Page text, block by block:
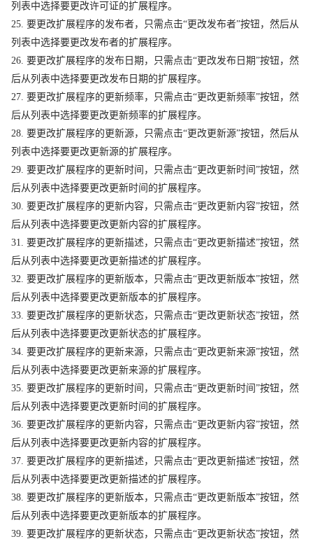
列表中选择要更改许可证的扩展程序。
25. 要更改扩展程序的发布者，只需点击“更改发布者”按钮，然后从
列表中选择要更改发布者的扩展程序。
26. 要更改扩展程序的发布日期，只需点击“更改发布日期”按钮，然
后从列表中选择要更改发布日期的扩展程序。
27. 要更改扩展程序的更新频率，只需点击“更改更新频率”按钮，然
后从列表中选择要更改更新频率的扩展程序。
28. 要更改扩展程序的更新源，只需点击“更改更新源”按钮，然后从
列表中选择要更改更新源的扩展程序。
29. 要更改扩展程序的更新时间，只需点击“更改更新时间”按钮，然
后从列表中选择要更改更新时间的扩展程序。
30. 要更改扩展程序的更新内容，只需点击“更改更新内容”按钮，然
后从列表中选择要更改更新内容的扩展程序。
31. 要更改扩展程序的更新描述，只需点击“更改更新描述”按钮，然
后从列表中选择要更改更新描述的扩展程序。
32. 要更改扩展程序的更新版本，只需点击“更改更新版本”按钮，然
后从列表中选择要更改更新版本的扩展程序。
33. 要更改扩展程序的更新状态，只需点击“更改更新状态”按钮，然
后从列表中选择要更改更新状态的扩展程序。
34. 要更改扩展程序的更新来源，只需点击“更改更新来源”按钮，然
后从列表中选择要更改更新来源的扩展程序。
35. 要更改扩展程序的更新时间，只需点击“更改更新时间”按钮，然
后从列表中选择要更改更新时间的扩展程序。
36. 要更改扩展程序的更新内容，只需点击“更改更新内容”按钮，然
后从列表中选择要更改更新内容的扩展程序。
37. 要更改扩展程序的更新描述，只需点击“更改更新描述”按钮，然
后从列表中选择要更改更新描述的扩展程序。
38. 要更改扩展程序的更新版本，只需点击“更改更新版本”按钮，然
后从列表中选择要更改更新版本的扩展程序。
39. 要更改扩展程序的更新状态，只需点击“更改更新状态”按钮，然